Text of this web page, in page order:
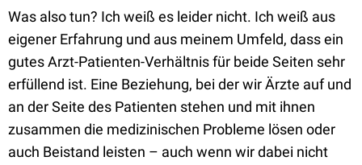
Was also tun? Ich weiß es leider nicht. Ich weiß aus
eigener Erfahrung und aus meinem Umfeld, dass ein
gutes Arzt-Patienten-Verhältnis für beide Seiten sehr
erfüllend ist. Eine Beziehung, bei der wir Ärzte auf und
an der Seite des Patienten stehen und mit ihnen
zusammen die medizinischen Probleme lösen oder
auch Beistand leisten – auch wenn wir dabei nicht